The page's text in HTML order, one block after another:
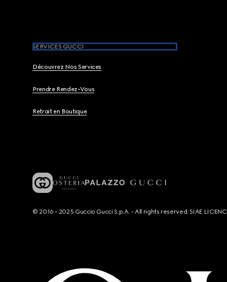
SERVICES GUCCI
Découvrez Nos Services
Prendre Rendez-Vous
Retrait en Boutique
© 2016 - 2025 Guccio Gucci S.p.A. - All rights reserved. SIAE